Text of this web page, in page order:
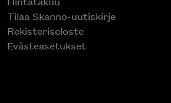
Tilaa Skanno-uutiskirje
Rekisteriseloste
Evästeasetukset